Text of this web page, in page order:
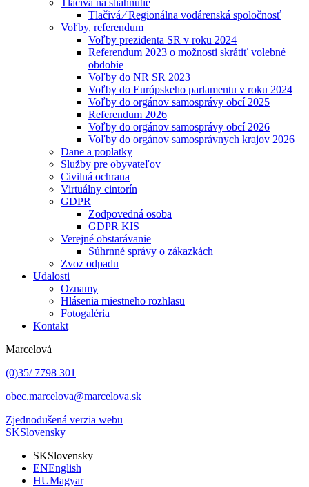
Tlačivá na stiahnutie
Tlačivá ⁄ Regionálna vodárenská spoločnosť
Voľby, referendum
Voľby prezidenta SR v roku 2024
Referendum 2023 o možnosti skrátiť volebné
obdobie
Voľby do NR SR 2023
Voľby do Európskeho parlamentu v roku 2024
Voľby do orgánov samosprávy obcí 2025
Referendum 2026
Voľby do orgánov samosprávy obcí 2026
Voľby do orgánov samosprávnych krajov 2026
Dane a poplatky
Služby pre obyvateľov
Civilná ochrana
Virtuálny cintorín
GDPR
Zodpovedná osoba
GDPR KIS
Verejné obstarávanie
Súhrnné správy o zákazkách
Zvoz odpadu
Udalosti
Oznamy
Hlásenia miestneho rozhlasu
Fotogaléria
Kontakt
Marcelová
(0)35/ 7798 301
obec.marcelova@marcelova.sk
Zjednodušená verzia webu
SKSlovensky
SKSlovensky
ENEnglish
HUMagyar